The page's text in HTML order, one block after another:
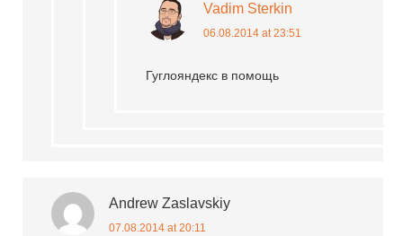
Vadim Sterkin
06.08.2014 at 23:51
Гуглояндекс в помощь
Andrew Zaslavskiy
07.08.2014 at 20:11